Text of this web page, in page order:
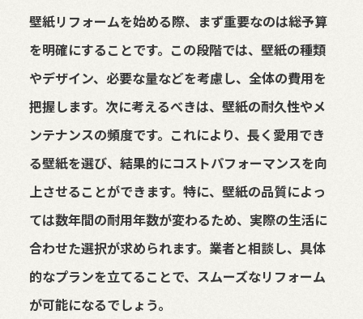
壁紙リフォームを始める際、まず重要なのは総予算
を明確にすることです。この段階では、壁紙の種類
やデザイン、必要な量などを考慮し、全体の費用を
把握します。次に考えるべきは、壁紙の耐久性やメ
ンテナンスの頻度です。これにより、長く愛用でき
る壁紙を選び、結果的にコストパフォーマンスを向
上させることができます。特に、壁紙の品質によっ
ては数年間の耐用年数が変わるため、実際の生活に
合わせた選択が求められます。業者と相談し、具体
的なプランを立てることで、スムーズなリフォーム
が可能になるでしょう。